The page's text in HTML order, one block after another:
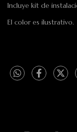
Incluye kit de
El color es ilustrativo.